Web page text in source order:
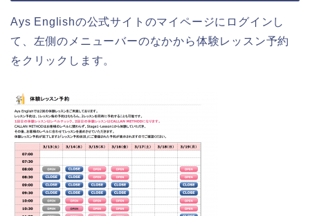
Ays Englishの公式サイトのマイページにログインし
て、左側のメニューバーのなかから体験レッスン予約
をクリックします。